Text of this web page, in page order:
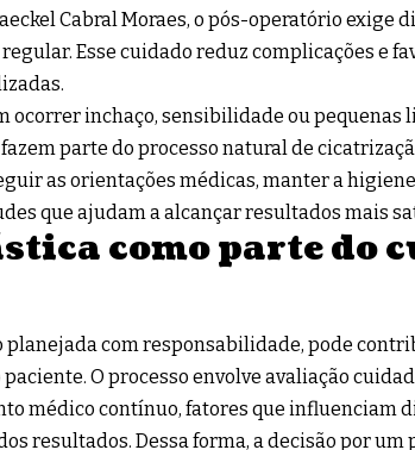
Cabral Moraes, o pós-operatório exige
Esse cuidado reduz complicações e
ocorrer inchaço, sensibilidade ou pequenas
parte do processo natural de
as orientações médicas, manter a
que ajudam a alcançar resultados mais
como parte do
com responsabilidade, pode
O processo envolve avaliação
médico contínuo, fatores que influenciam
resultados. Dessa forma, a decisão por